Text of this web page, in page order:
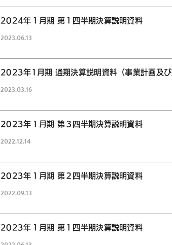
2024年１月期 第１四半期決算説明資料
2023.06.13
2023年1月期 通期決算説明資料（事業計画及び
2023.03.16
2023年１月期 第３四半期決算説明資料
2022.12.14
2023年１月期 第２四半期決算説明資料
2022.09.13
2023年１月期 第１四半期決算説明資料